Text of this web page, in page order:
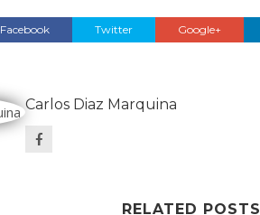
Facebook Twitter Google+
Carlos Diaz Marquina
RELATED POSTS